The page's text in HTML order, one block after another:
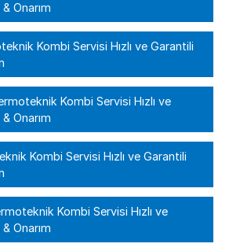
Onarım
Kombi Servisi Hızlı ve Garantili
Kombi Servisi Hızlı ve
Onarım
Kombi Servisi Hızlı ve Garantili
Kombi Servisi Hızlı ve
Onarım